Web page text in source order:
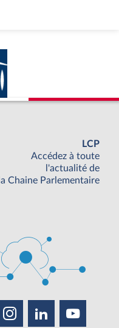
LCP
Accédez à toute
l'actualité de
la Chaine Parlementaire